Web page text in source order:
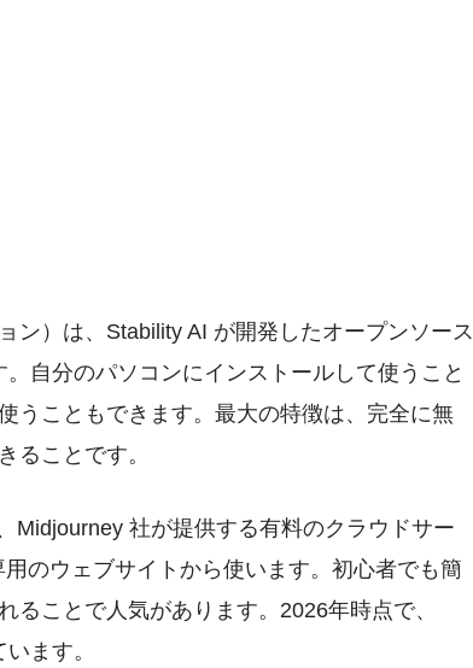
ン）は、Stability AI が開発したオープンソース
自分のパソコンにインストールして使うこと
うこともできます。最大の特徴は、完全に無
ることです。
Midjourney 社が提供する有料のクラウドサー
のウェブサイトから使います。初心者でも簡
ことで人気があります。2026年時点で、
ます。